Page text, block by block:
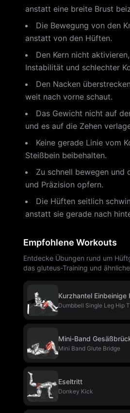
anstatt eine breite Brust
Die Bewegung von den
anstatt von den Hüften.
Den Kern nicht
Instabilität und schlechter
Den Nacken
weit nach vorne schaut.
Das Gewicht nicht auf
und es auf die Zehen
Keine gerade Linie vom
Steißbein beibehalten.
Zu schnell bewegen und
und Präzision opfern.
Die Hüften seitlich
anstatt sie gerade nach
Empfohlene Workouts
Entdecke Übungen rund um
das gluteus-Training und
Kurzhantel
Dumbbell Single Leg Hip
Mini-Band
Mini Band Glute Bridge
Eseltritt
Donkey Kick